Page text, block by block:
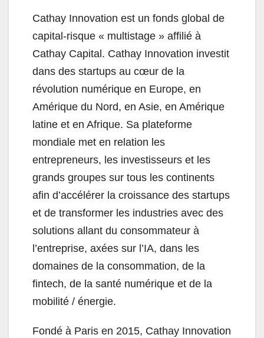
Cathay Innovation est un fonds global de
capital-risque « multistage » affilié à
Cathay Capital. Cathay Innovation investit
dans des startups au cœur de la
révolution numérique en Europe, en
Amérique du Nord, en Asie, en Amérique
latine et en Afrique. Sa plateforme
mondiale met en relation les
entrepreneurs, les investisseurs et les
grands groupes sur tous les continents
afin d’accélérer la croissance des startups
et de transformer les industries avec des
solutions allant du consommateur à
l’entreprise, axées sur l’IA, dans les
domaines de la consommation, de la
fintech, de la santé numérique et de la
mobilité / énergie.
Fondé à Paris en 2015, Cathay Innovation